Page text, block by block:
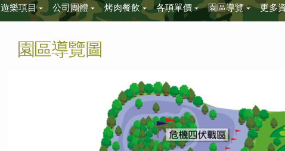
遊樂項目 公司團體 烤肉餐飲 各項單價 園區導覽 更多
園區導覽圖